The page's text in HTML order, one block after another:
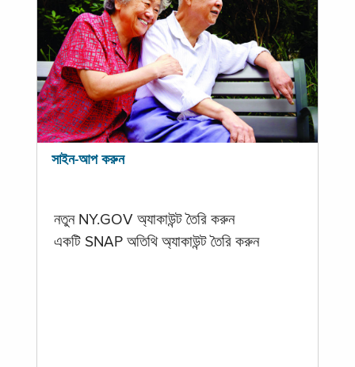
সাইন-আপ করুন
নতুন NY.GOV অ্যাকাউন্ট তৈরি করুন
একটি SNAP অতিথি অ্যাকাউন্ট তৈরি করুন